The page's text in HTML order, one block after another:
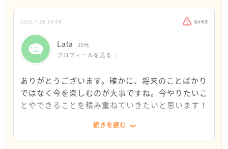
少し強くなれますよ。そして、Lalaさんはそういう人
たちよりずっとずっと精神的に成長して、今より優し
い女性になれると思います。素敵な未来がありますよ
うに、応援しています。
し、生涯未婚率は昨年度は男性で約28％、女性で約1
8％なので、人口の四分の一近くが結婚したことがない
とはないんじゃないかと思います
もしかしたら、Lalaさん自身が実は心の底では、「適
いるんじゃないかなという印象を持ちました
私の知人で仕事に邁進し、50代後半になって結婚をさ
結果的に子供を持たなかったことは少し残念だったな
とおっしゃってましたが、結婚よりも仕事を選んだこ
2025.7.26 19:04 違反報告
Lala 20代
プロフィールを見る
ありがとうございます。確かに、将来のことばかり
ではなく今を楽しむのが大事ですね。今やりたいこ
とやできることを積み重ねていきたいと思います！
続きを読む